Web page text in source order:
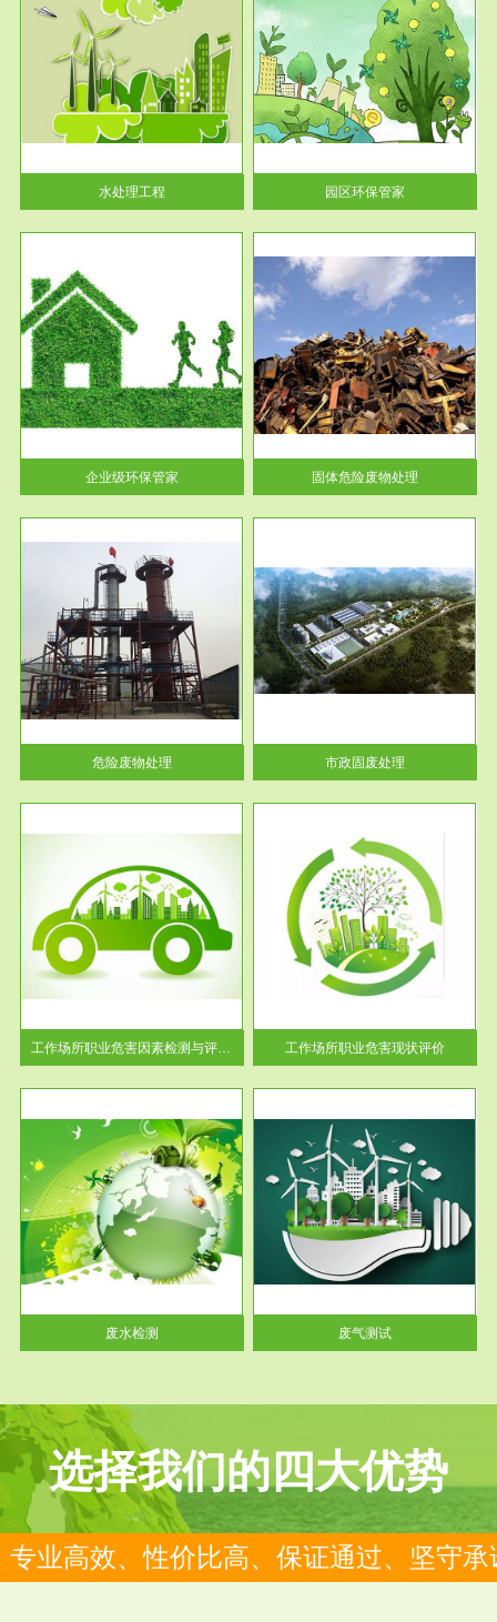
水处理工程
服务范围
园区环保管家
2016 年 4 月，环保部下发《关
于积极发挥环境保护作用促进供
给侧结...
园区环保管家
企业级环保管家
服务范围
固体危险废物处理
固体废物解释：固体废物是指人
们在生产建设、日常生活和其他
活动中...
固体危险废物处理
危险废物处理
服务范围
市政固废处理
蔚蓝生态环境科技所从事的市政
废物处理业务包括市政废物的处
理处...
市政固废处理
工作场所职业危害因素检测与评价...
服务范围
工作场所职业危害现状评价
【现状评价意义】：具体因素---
-通过质谱分析等多种手段明确
工作场...
工作场所职业危害现状评价
废水检测
服务范围
废气测试
检测范围工业废气检测包括有机
废气和无机废气。有机废气主要
包括...
废气测试
选择我们的四大优势
专业高效、性价比高、保证通过、坚守承